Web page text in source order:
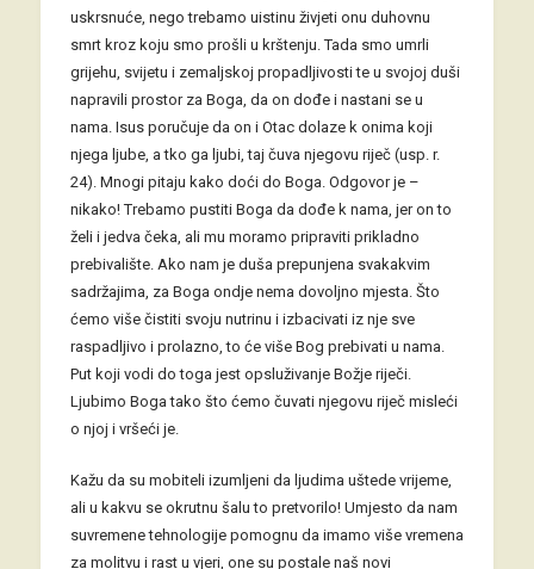
uskrsnuće, nego trebamo uistinu živjeti onu duhovnu
smrt kroz koju smo prošli u krštenju. Tada smo umrli
grijehu, svijetu i zemaljskoj propadljivosti te u svojoj duši
napravili prostor za Boga, da on dođe i nastani se u
nama. Isus poručuje da on i Otac dolaze k onima koji
njega ljube, a tko ga ljubi, taj čuva njegovu riječ (usp. r.
24). Mnogi pitaju kako doći do Boga. Odgovor je –
nikako! Trebamo pustiti Boga da dođe k nama, jer on to
želi i jedva čeka, ali mu moramo pripraviti prikladno
prebivalište. Ako nam je duša prepunjena svakakvim
sadržajima, za Boga ondje nema dovoljno mjesta. Što
ćemo više čistiti svoju nutrinu i izbacivati iz nje sve
raspadljivo i prolazno, to će više Bog prebivati u nama.
Put koji vodi do toga jest opsluživanje Božje riječi.
Ljubimo Boga tako što ćemo čuvati njegovu riječ misleći
o njoj i vršeći je.
Kažu da su mobiteli izumljeni da ljudima uštede vrijeme,
ali u kakvu se okrutnu šalu to pretvorilo! Umjesto da nam
suvremene tehnologije pomognu da imamo više vremena
za molitvu i rast u vjeri, one su postale naš novi